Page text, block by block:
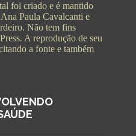
foi criado e é mantido
Paula Cavalcanti e
Não tem fins
A reprodução de seu
a fonte e também